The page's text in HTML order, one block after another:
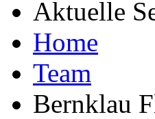
Aktuelle
Home
Team
Bernklau